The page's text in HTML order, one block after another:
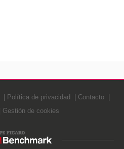
Política de privacidad
Contacto
Gestión de cookies